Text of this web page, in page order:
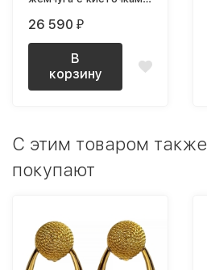
Swarovski
26 590 ₽
В
корзину
C этим товаром также
покупают